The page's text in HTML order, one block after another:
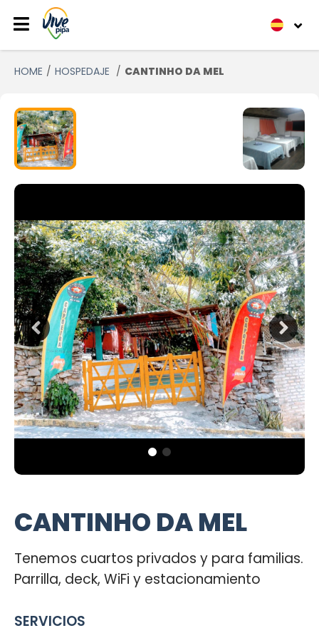
HOME HOSPEDAJE CANTINHO DA MEL
CANTINHO DA MEL
Tenemos cuartos privados y para familias.
Parrilla, deck, WiFi y estacionamiento
SERVICIOS